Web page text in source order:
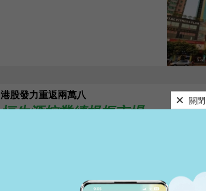
港股發力重返兩萬八
恒生滙控業績提振市場
港股昨早高開209點，開市後升幅收窄至93點見半日低
點，見28,074點全日高。同時，恒生銀行（00011）昨